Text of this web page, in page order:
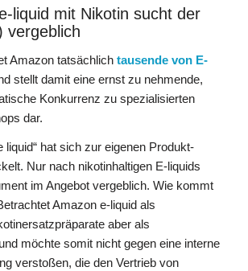
liquid mit Nikotin sucht der
vergeblich
Amazon tatsächlich tausende von E-
stellt damit eine ernst zu nehmende,
Konkurrenz zu spezialisierten
dar.
liquid“ hat sich zur eigenen Produkt-
Nur nach nikotinhaltigen E-liquids
im Angebot vergeblich. Wie kommt
Amazon e-liquid als
aber als
möchte somit nicht gegen eine interne
verstoßen, die den Vertrieb von